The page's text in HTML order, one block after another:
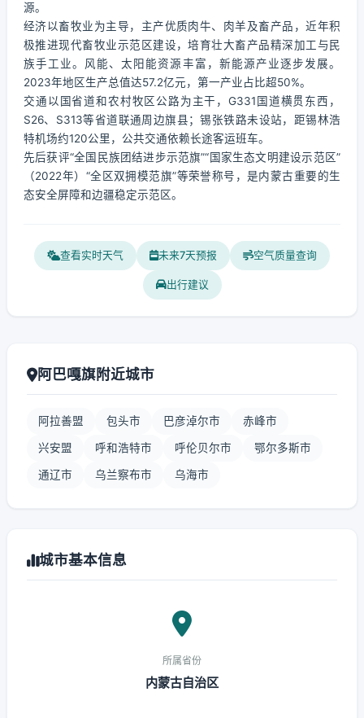
源。
经济以畜牧业为主导，主产优质肉牛、肉羊及畜产品，近年积
极推进现代畜牧业示范区建设，培育壮大畜产品精深加工与民
族手工业。风能、太阳能资源丰富，新能源产业逐步发展。
2023年地区生产总值达57.2亿元，第一产业占比超50%。
交通以国省道和农村牧区公路为主干，G331国道横贯东西，
S26、S313等省道联通周边旗县；锡张铁路未设站，距锡林浩
特机场约120公里，公共交通依赖长途客运班车。
先后获评“全国民族团结进步示范旗”“国家生态文明建设示范区”
（2022年）“全区双拥模范旗”等荣誉称号，是内蒙古重要的生
态安全屏障和边疆稳定示范区。
查看实时天气 未来7天预报 空气质量查询
出行建议
阿巴嘎旗附近城市
阿拉善盟 包头市 巴彦淖尔市 赤峰市
兴安盟 呼和浩特市 呼伦贝尔市 鄂尔多斯市
通辽市 乌兰察布市 乌海市
城市基本信息
所属省份
内蒙古自治区